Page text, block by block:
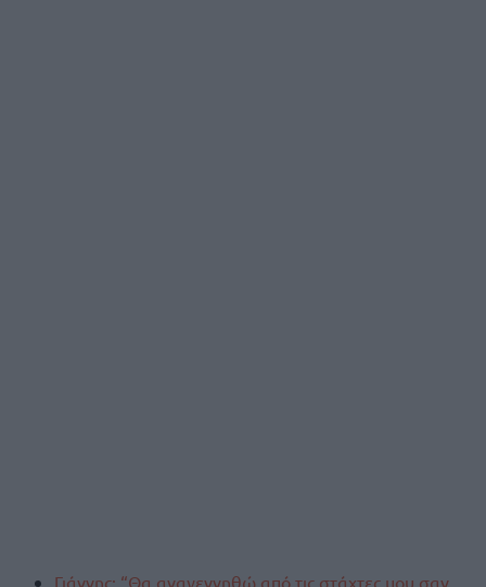
Γιάννης: “Θα αναγεννηθώ από τις στάχτες μου σαν